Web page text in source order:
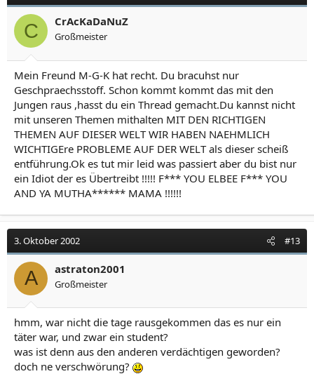
C CrAcKaDaNuZ
Großmeister
Mein Freund M-G-K hat recht. Du bracuhst nur
Geschpraechsstoff. Schon kommt kommt das mit den
Jungen raus ,hasst du ein Thread gemacht.Du kannst nicht
mit unseren Themen mithalten MIT DEN RICHTIGEN
THEMEN AUF DIESER WELT WIR HABEN NAEHMLICH
WICHTIGEre PROBLEME AUF DER WELT als dieser scheiß
entführung.Ok es tut mir leid was passiert aber du bist nur
ein Idiot der es Übertreibt !!!!! F*** YOU ELBEE F*** YOU
AND YA MUTHA****** MAMA !!!!!!
3. Oktober 2002 #13
A astraton2001
Großmeister
hmm, war nicht die tage rausgekommen das es nur ein
täter war, und zwar ein student?
was ist denn aus den anderen verdächtigen geworden?
doch ne verschwörung?